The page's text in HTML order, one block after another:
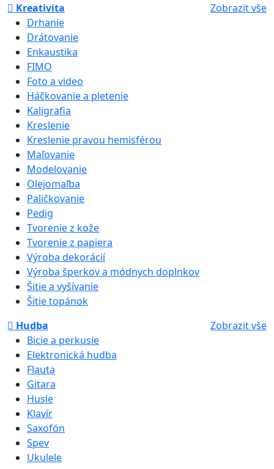
Kreativita
Zobrazit vše
Drhanie
Drátovanie
Enkaustika
FIMO
Foto a video
Háčkovanie a pletenie
Kaligrafia
Kreslenie
Kreslenie pravou hemisférou
Maľovanie
Modelovanie
Olejomaľba
Paličkovanie
Pedig
Tvorenie z kože
Tvorenie z papiera
Výroba dekorácií
Výroba šperkov a módnych doplnkov
Šitie a vyšívanie
Šitie topánok
Hudba
Zobrazit vše
Bicie a perkusie
Elektronická hudba
Flauta
Gitara
Husle
Klavír
Saxofón
Spev
Ukulele